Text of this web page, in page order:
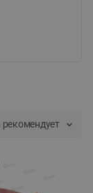
рекомендует